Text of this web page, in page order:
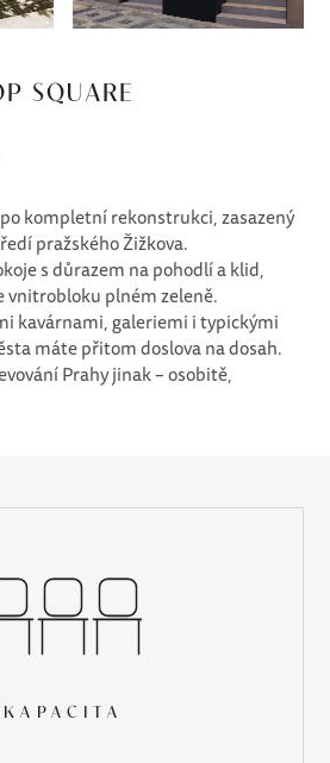
SQUARE
kompletní rekonstrukci, zasazený
pražského Žižkova.
s důrazem na pohodlí a klid,
vnitrobloku plném zeleně.
kavárnami, galeriemi i typickými
máte přitom doslova na dosah.
Prahy jinak – osobitě,
KAPACITA